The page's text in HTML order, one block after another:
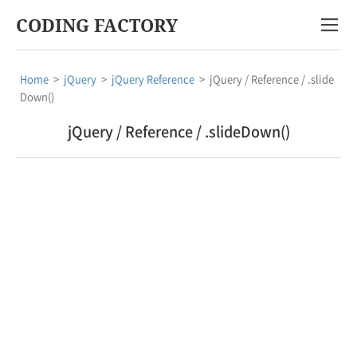
CODING FACTORY
Home > jQuery > jQuery Reference > jQuery / Reference / .slide
Down()
jQuery / Reference / .slideDown()